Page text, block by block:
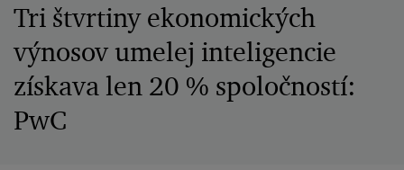
Tri štvrtiny ekonomických
výnosov umelej inteligencie
získava len 20 % spoločností:
PwC